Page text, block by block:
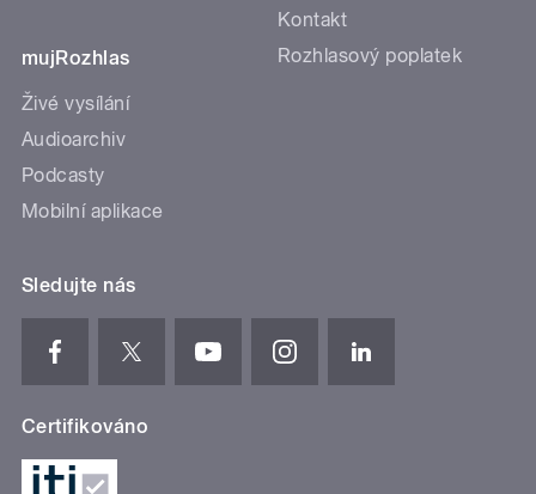
mujRozhlas
Živé vysílání
Audioarchiv
Podcasty
Mobilní aplikace
Kontakt
Rozhlasový poplatek
Sledujte nás
Certifikováno